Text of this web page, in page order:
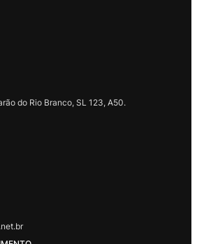
do Rio Branco, SL 123, A50.